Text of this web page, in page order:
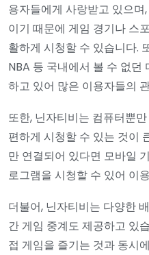
용자들에게 사랑받고 있으
이기 때문에 게임 경기나 스
활하게 시청할 수 있습니다.
NBA 등 국내에서 볼 수 없던
하고 있어 많은 이용자들의
또한, 닌자티비는 컴퓨터뿐
편하게 시청할 수 있는 것이
만 연결되어 있다면 모바일
로그램을 시청할 수 있어 이
더불어, 닌자티비는 다양한
간 게임 중계도 제공하고 있
접 게임을 즐기는 것과 동시